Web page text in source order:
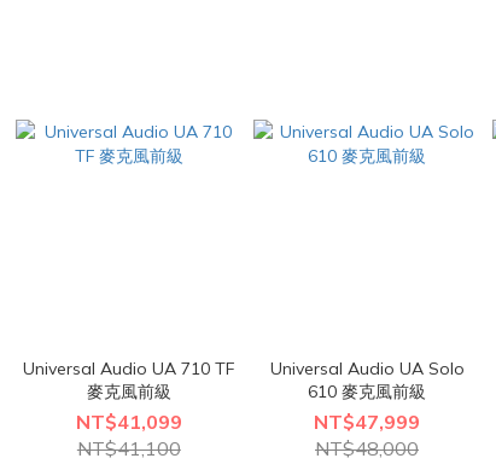
Universal Audio UA 710 TF
麥克風前級
NT$41,099
NT$41,100
Universal Audio UA Solo
610 麥克風前級
NT$47,999
NT$48,000